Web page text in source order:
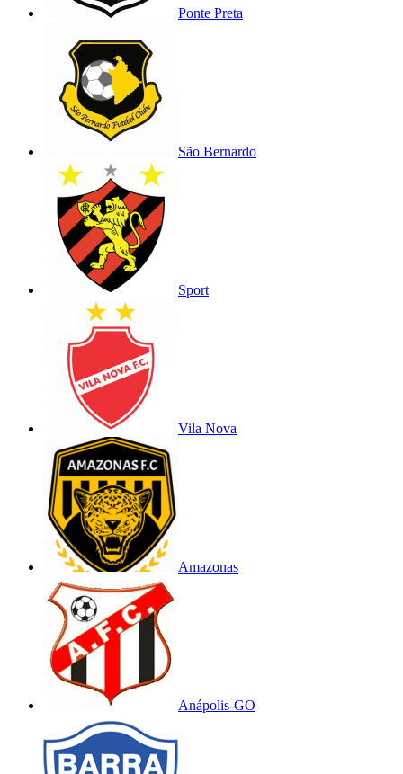
Ponte Preta
São Bernardo
Sport
Vila Nova
Amazonas
Anápolis-GO